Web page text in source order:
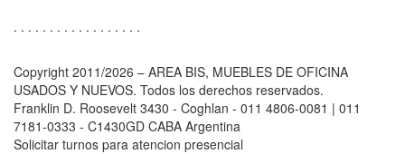
. . . . . . . . . . . . . . . . . .
Copyright 2011/2026 – AREA BIS, MUEBLES DE OFICINA
USADOS Y NUEVOS. Todos los derechos reservados.
Franklin D. Roosevelt 3430 - Coghlan - 011 4806-0081 | 011
7181-0333 - C1430GD CABA Argentina
Solicitar turnos para atencion presencial